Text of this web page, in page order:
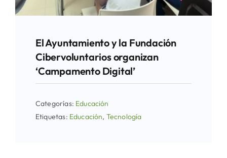
El Ayuntamiento y la Fundación
Cibervoluntarios organizan
‘Campamento Digital’
Categorías: Educación
Etiquetas: Educación, Tecnología